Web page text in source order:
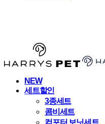
NEW
세트할인
3종세트
콤비세트
컴포터 보닛세트